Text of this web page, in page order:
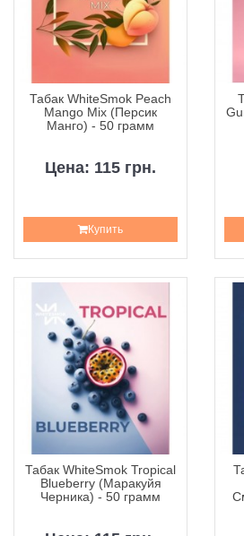
Табак WhiteSmok Peach
Mango Mix (Персик
Манго) - 50 грамм
Цена: 115 грн.
Купить
Табак WhiteSmok Tropical
Blueberry (Маракуйя
Черника) - 50 грамм